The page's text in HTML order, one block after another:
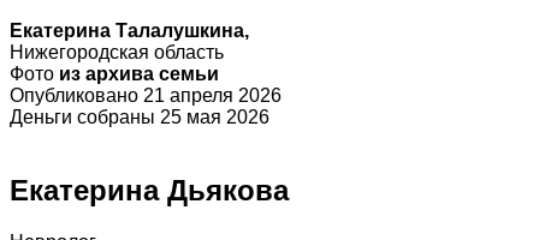
Екатерина Талалушкина,
Нижегородская область
Фото из архива семьи
Опубликовано 21 апреля 2026
Деньги собраны 25 мая 2026
Екатерина Дьякова